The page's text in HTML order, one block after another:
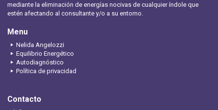
mediante la eliminación de energías nocivas de cualquier índole que
estén afectando al consultante y/o a su entorno.
Menu
Nelida Angelozzi
Equilibrio Energético
Autodiagnóstico
Política de privacidad
Contacto